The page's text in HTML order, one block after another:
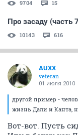
9704 15
Про засаду (часть
10143 616
AUXX
veteran
01 июля 2010
другой пример -
жизнь Дали и Канта,
Вот-вот. Пусть